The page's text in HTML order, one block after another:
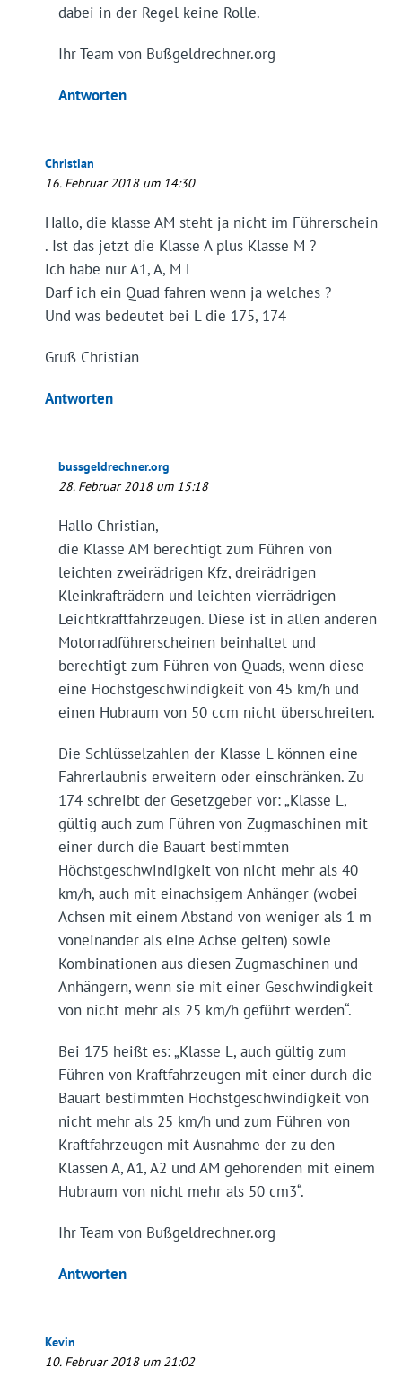
dabei in der Regel keine Rolle.
Ihr Team von Bußgeldrechner.org
Antworten
Christian
16. Februar 2018 um 14:30
Hallo, die klasse AM steht ja nicht im Führerschein
. Ist das jetzt die Klasse A plus Klasse M ?
Ich habe nur A1, A, M L
Darf ich ein Quad fahren wenn ja welches ?
Und was bedeutet bei L die 175, 174
Gruß Christian
Antworten
bussgeldrechner.org
28. Februar 2018 um 15:18
Hallo Christian,
die Klasse AM berechtigt zum Führen von
leichten zweirädrigen Kfz, dreirädrigen
Kleinkrafträdern und leichten vierrädrigen
Leichtkraftfahrzeugen. Diese ist in allen anderen
Motorradführerscheinen beinhaltet und
berechtigt zum Führen von Quads, wenn diese
eine Höchstgeschwindigkeit von 45 km/h und
einen Hubraum von 50 ccm nicht überschreiten.
Die Schlüsselzahlen der Klasse L können eine
Fahrerlaubnis erweitern oder einschränken. Zu
174 schreibt der Gesetzgeber vor: „Klasse L,
gültig auch zum Führen von Zugmaschinen mit
einer durch die Bauart bestimmten
Höchstgeschwindigkeit von nicht mehr als 40
km/h, auch mit einachsigem Anhänger (wobei
Achsen mit einem Abstand von weniger als 1 m
voneinander als eine Achse gelten) sowie
Kombinationen aus diesen Zugmaschinen und
Anhängern, wenn sie mit einer Geschwindigkeit
von nicht mehr als 25 km/h geführt werden“.
Bei 175 heißt es: „Klasse L, auch gültig zum
Führen von Kraftfahrzeugen mit einer durch die
Bauart bestimmten Höchstgeschwindigkeit von
nicht mehr als 25 km/h und zum Führen von
Kraftfahrzeugen mit Ausnahme der zu den
Klassen A, A1, A2 und AM gehörenden mit einem
Hubraum von nicht mehr als 50 cm3“.
Ihr Team von Bußgeldrechner.org
Antworten
Kevin
10. Februar 2018 um 21:02